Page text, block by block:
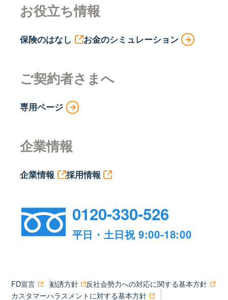
お役立ち情報
保険のはなし お金のシミュレーション
ご契約者さまへ
専用ページ
企業情報
企業情報 採用情報
0120-330-526
平日・土日祝 9:00-18:00
FD宣言 勧誘方針
反社会勢力への対応に関する基本方針
カスタマーハラスメントに対する基本方針